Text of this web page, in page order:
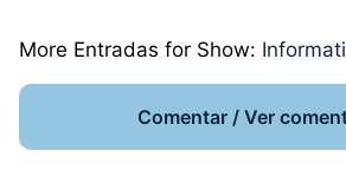
More Entradas for Show:
Comentar / Ver